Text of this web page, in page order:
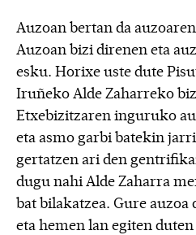
Auzoan bertan da
Auzoan bizi direnen eta
esku. Horixe uste dute
Iruñeko Alde Zaharreko
Etxebizitzaren inguruko
eta asmo garbi batekin
gertatzen ari den
dugu nahi Alde Zaharra
bat bilakatzea. Gure
eta hemen lan egiten